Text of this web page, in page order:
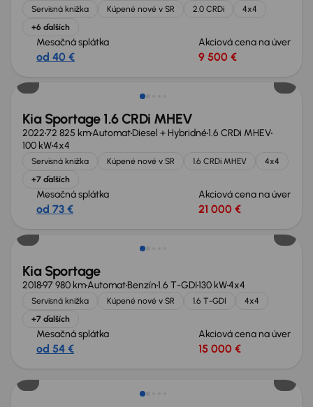
Servisná knižka Kúpené nové v SR 2.0 CRDi
4x4
+6 ďalších
Mesačná splátka
od 40 €
Akciová cena na úver
9 500 €
Možnosť odpočtu DPH
Kia Sportage 1.6 CRDi MHEV
202272 825 kmAutomatDiesel + Hybridné1.6 CRDi MHEV
100 kW4x4
Servisná knižka Kúpené nové v SR 1.6 CRDi MHEV
4x4
+7 ďalších
Mesačná splátka
od 73 €
Akciová cena na úver
21 000 €
Kia Sportage
201897 980 kmAutomatBenzín1.6 T-GDI130 kW4x4
Servisná knižka Kúpené nové v SR 1.6 T-GDI
4x4
+7 ďalších
Mesačná splátka
od 54 €
Akciová cena na úver
15 000 €